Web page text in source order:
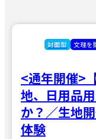
対面型 文理を
<通年開催>
地、日用品
か？／生地
体験